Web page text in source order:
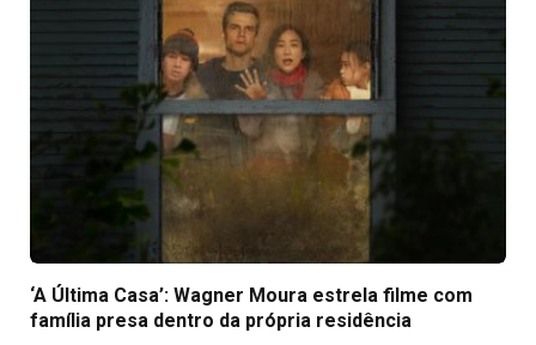
‘A Última Casa’: Wagner Moura estrela filme com
família presa dentro da própria residência